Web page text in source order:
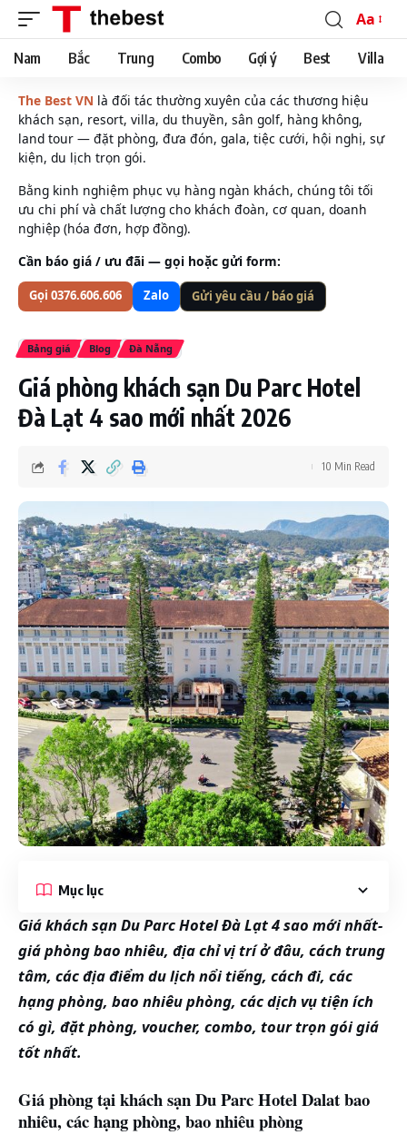
Font
Resizer
Aa
Nam Bắc Trung Combo Gợi ý Best Villa
The Best VN là đối tác thường xuyên của các thương hiệu
khách sạn, resort, villa, du thuyền, sân golf, hàng không,
land tour — đặt phòng, đưa đón, gala, tiệc cưới, hội nghị, sự
kiện, du lịch trọn gói.
Bằng kinh nghiệm phục vụ hàng ngàn khách, chúng tôi tối
ưu chi phí và chất lượng cho khách đoàn, cơ quan, doanh
nghiệp (hóa đơn, hợp đồng).
Cần báo giá / ưu đãi — gọi hoặc gửi form:
Gọi 0376.606.606 Zalo Gửi yêu cầu / báo giá
Bảng giá Blog Đà Nẵng
Giá phòng khách sạn Du Parc Hotel
Đà Lạt 4 sao mới nhất 2026
10 Min Read
Mục lục
Giá khách sạn Du Parc Hotel Đà Lạt 4 sao mới nhất-
giá phòng bao nhiêu, địa chỉ vị trí ở đâu, cách trung
tâm, các địa điểm du lịch nổi tiếng, cách đi, các
hạng phòng, bao nhiêu phòng, các dịch vụ tiện ích
có gì, đặt phòng, voucher, combo, tour trọn gói giá
tốt nhất.
Giá phòng tại khách sạn Du Parc Hotel Dalat bao
nhiêu, các hạng phòng, bao nhiêu phòng